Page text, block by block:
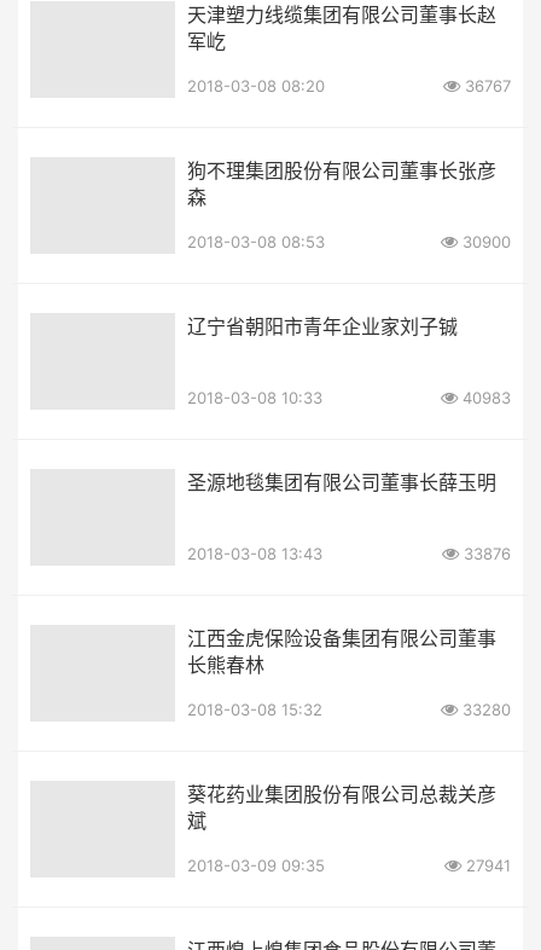
天津塑力线缆集团有限公司董事长赵
军屹
2018-03-08 08:20 36767
狗不理集团股份有限公司董事长张彦
森
2018-03-08 08:53 30900
辽宁省朝阳市青年企业家刘子铖
2018-03-08 10:33 40983
圣源地毯集团有限公司董事长薛玉明
2018-03-08 13:43 33876
江西金虎保险设备集团有限公司董事
长熊春林
2018-03-08 15:32 33280
葵花药业集团股份有限公司总裁关彦
斌
2018-03-09 09:35 27941